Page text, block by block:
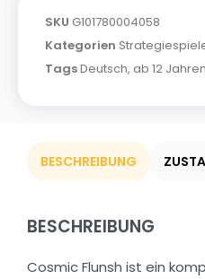
SKU G101780004058
Kategorien
TagsDeutsch, ab 12 Jahren
BESCHREIBUNG
BESCHREIBUNG
Cosmic Flunsh ist ein